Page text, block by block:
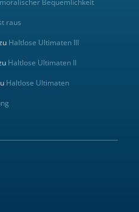
raus
Haltlose Ultimaten III
Haltlose Ultimaten II
Haltlose Ultimaten